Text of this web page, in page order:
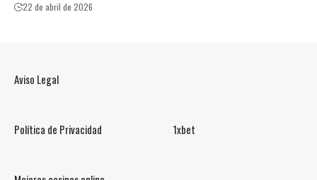
22 de abril de 2026
Aviso Legal
Política de Privacidad 1xbet